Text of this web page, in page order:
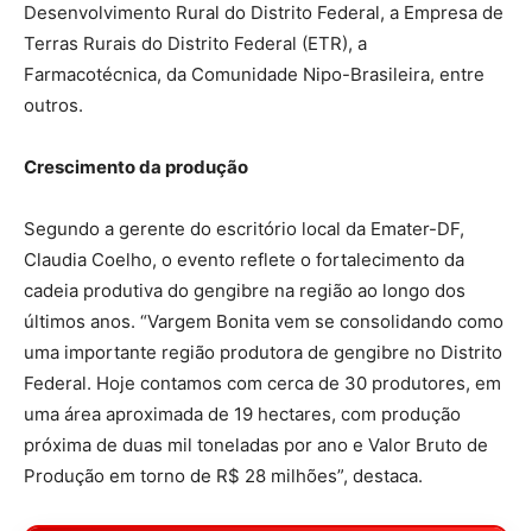
Desenvolvimento Rural do Distrito Federal, a Empresa de
Terras Rurais do Distrito Federal (ETR), a
Farmacotécnica, da Comunidade Nipo-Brasileira, entre
outros.
Crescimento da produção
Segundo a gerente do escritório local da Emater-DF,
Claudia Coelho, o evento reflete o fortalecimento da
cadeia produtiva do gengibre na região ao longo dos
últimos anos. “Vargem Bonita vem se consolidando como
uma importante região produtora de gengibre no Distrito
Federal. Hoje contamos com cerca de 30 produtores, em
uma área aproximada de 19 hectares, com produção
próxima de duas mil toneladas por ano e Valor Bruto de
Produção em torno de R$ 28 milhões”, destaca.